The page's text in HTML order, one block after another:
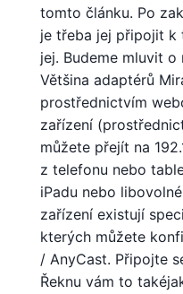
tomto článku. Po
je třeba jej připojit k
jej. Budeme mluvit
Většina adaptérů
prostřednictvím
zařízení
můžete přejít na
z telefonu nebo
iPadu nebo
zařízení existují
kterých můžete
/ AnyCast. Připojte
Řeknu vám to